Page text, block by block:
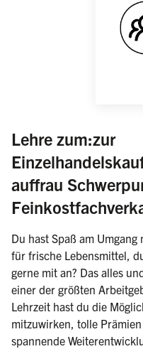
Lehre zum:zur
auffrau
Du hast Spaß am
für frische Lebensmittel,
gerne mit an? Das alles
einer der größten
Lehrzeit hast du die
mitzuwirken, tolle
spannende